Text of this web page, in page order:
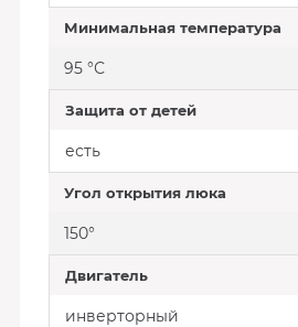
Минимальная температура
95 °С
Защита от детей
есть
Угол открытия люка
150°
Двигатель
инверторный